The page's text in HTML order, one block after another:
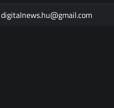
digitalnews.hu@gmail.com